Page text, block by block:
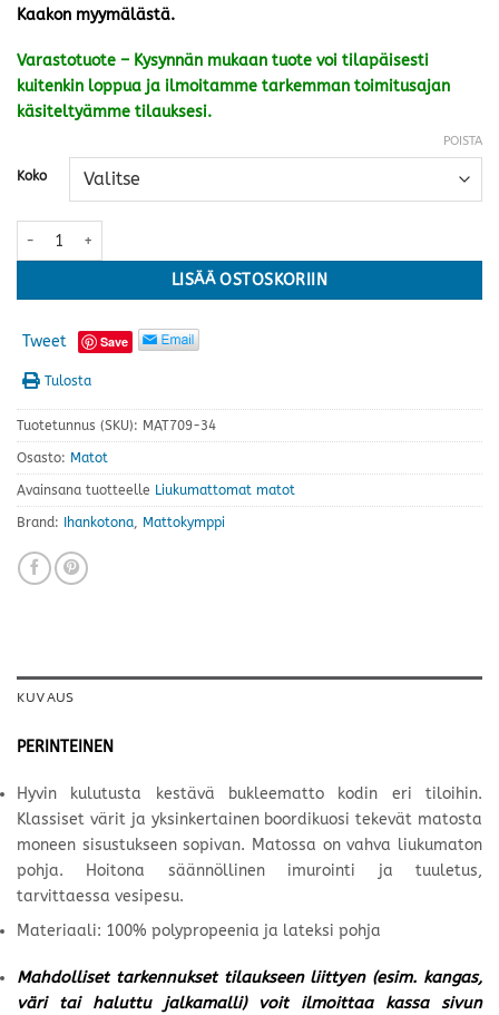
Kaakon myymälästä.
Varastotuote – Kysynnän mukaan tuote voi tilapäisesti
kuitenkin loppua ja ilmoitamme tarkemman toimitusajan
käsiteltyämme tilauksesi.
Koko
POISTA
Port matto, harmaa · kaksi kokoa määrä
LISÄÄ OSTOSKORIIN
Tweet Save
Tulosta
Tuotetunnus (SKU): MAT709-34
Osasto: Matot
Avainsana tuotteelle Liukumattomat matot
Brand: Ihankotona, Mattokymppi
KUVAUS
PERINTEINEN
Hyvin kulutusta kestävä bukleematto kodin eri tiloihin.
Klassiset värit ja yksinkertainen boordikuosi tekevät matosta
moneen sisustukseen sopivan. Matossa on vahva liukumaton
pohja. Hoitona säännöllinen imurointi ja tuuletus,
tarvittaessa vesipesu.
Materiaali: 100% polypropeenia ja lateksi pohja
Mahdolliset tarkennukset tilaukseen liittyen (esim. kangas,
väri tai haluttu jalkamalli) voit ilmoittaa kassa sivun